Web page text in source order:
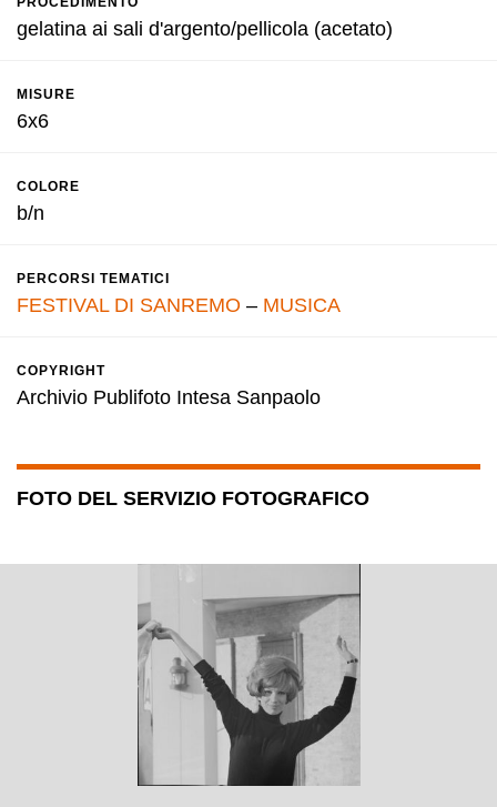
gelatina ai sali d'argento/pellicola (acetato)
MISURE
6x6
COLORE
b/n
PERCORSI TEMATICI
FESTIVAL DI SANREMO – MUSICA
COPYRIGHT
Archivio Publifoto Intesa Sanpaolo
FOTO DEL SERVIZIO FOTOGRAFICO